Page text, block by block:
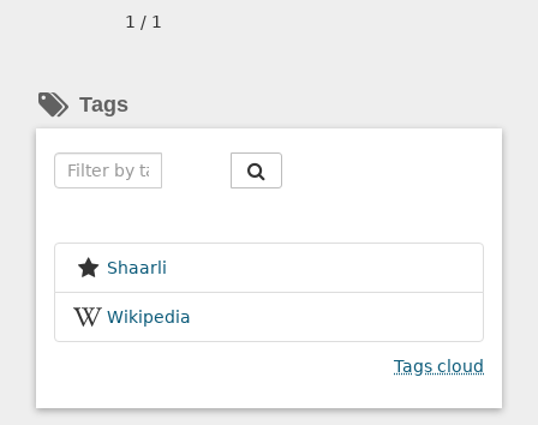
1 / 1
Tags
Shaarli
Wikipedia
Tags cloud